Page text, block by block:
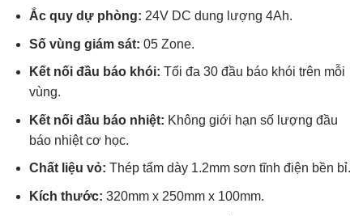
Ắc quy dự phòng: 24V DC dung lượng 4Ah.
Số vùng giám sát: 05 Zone.
Kết nối đầu báo khói: Tối đa 30 đầu báo khói trên mỗi
vùng.
Kết nối đầu báo nhiệt: Không giới hạn số lượng đầu
báo nhiệt cơ học.
Chất liệu vỏ: Thép tấm dày 1.2mm sơn tĩnh điện bền bỉ.
Kích thước: 320mm x 250mm x 100mm.